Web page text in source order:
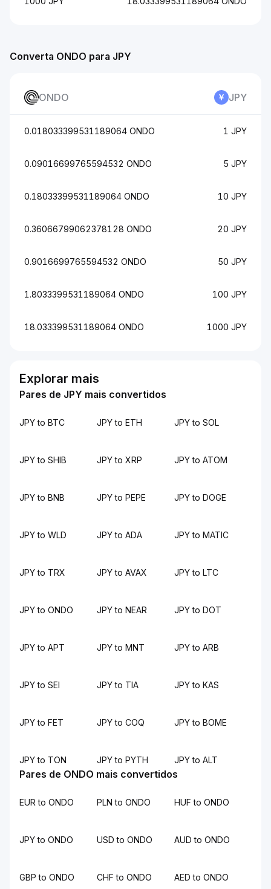
Converta ONDO para JPY
ONDO JPY
0.018033399531189064 ONDO 1 JPY
0.09016699765594532 ONDO 5 JPY
0.18033399531189064 ONDO 10 JPY
0.36066799062378128 ONDO 20 JPY
0.9016699765594532 ONDO 50 JPY
1.8033399531189064 ONDO 100 JPY
18.033399531189064 ONDO 1000 JPY
Explorar mais
Pares de JPY mais convertidos
JPY to BTC JPY to ETH JPY to SOL
JPY to SHIB JPY to XRP JPY to ATOM
JPY to BNB JPY to PEPE JPY to DOGE
JPY to WLD JPY to ADA JPY to MATIC
JPY to TRX JPY to AVAX JPY to LTC
JPY to ONDO JPY to NEAR JPY to DOT
JPY to APT JPY to MNT JPY to ARB
JPY to SEI JPY to TIA JPY to KAS
JPY to FET JPY to COQ JPY to BOME
JPY to TON JPY to PYTH JPY to ALT
Pares de ONDO mais convertidos
EUR to ONDO PLN to ONDO HUF to ONDO
JPY to ONDO USD to ONDO AUD to ONDO
GBP to ONDO CHF to ONDO AED to ONDO